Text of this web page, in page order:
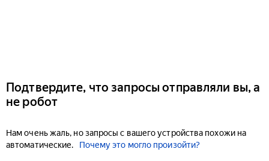
Подтвердите, что запросы отправляли вы, а
не робот
Нам очень жаль, но запросы с вашего устройства похожи на
автоматические.
Почему это могло произойти?